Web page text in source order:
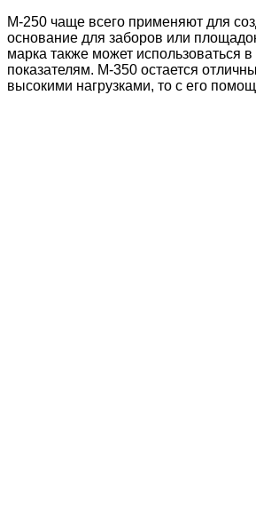
М-250 чаще всего применяют для
основание для заборов или
марка также может использоваться
показателям. М-350 остается
высокими нагрузками, то с его